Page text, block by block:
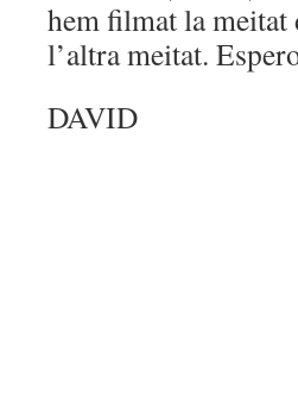
hem filmat la meitat
l’altra meitat.
DAVID